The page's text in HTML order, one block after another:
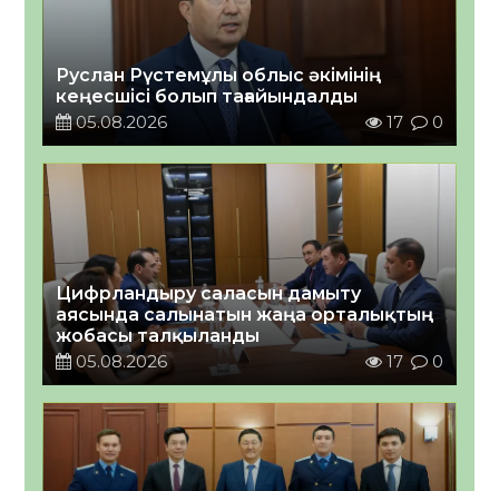
Руслан Рүстемұлы облыс әкімінің
кеңесшісі болып тағайындалды
05.08.2026
17 0
Цифрландыру саласын дамыту
аясында салынатын жаңа орталықтың
жобасы талқыланды
05.08.2026
17 0